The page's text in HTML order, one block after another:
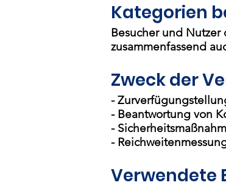
Kategorien
Besucher und
zusammenfassend
Zweck der
-
- Beantwortung von
-
-
Verwendete